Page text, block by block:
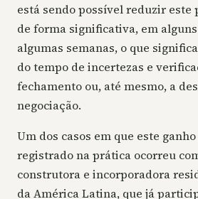
está sendo possível reduzir este
de forma significativa, em
algumas semanas, o que
do tempo de incertezas e
fechamento ou, até mesmo, a
negociação.
Um dos casos em que este
registrado na prática ocorreu
construtora e incorporadora
da América Latina, que já